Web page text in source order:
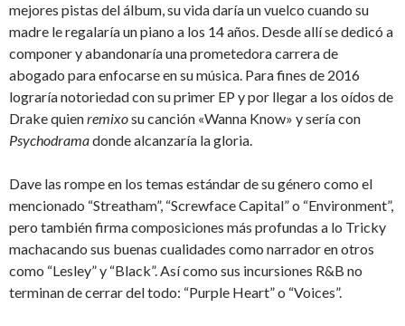
mejores pistas del álbum, su vida daría un vuelco cuando su
madre le regalaría un piano a los 14 años. Desde allí se dedicó a
componer y abandonaría una prometedora carrera de
abogado para enfocarse en su música. Para fines de 2016
lograría notoriedad con su primer EP y por llegar a los oídos de
Drake quienremixosu canción «Wanna Know» y sería con
Psychodramadonde alcanzaría la gloria.
Dave las rompe en los temas estándar de su género como el
mencionado “Streatham”, “Screwface Capital” o “Environment”,
pero también firma composiciones más profundas a lo Tricky
machacando sus buenas cualidades como narrador en otros
como “Lesley” y “Black”. Así como sus incursiones R&B no
terminan de cerrar del todo: “Purple Heart” o “Voices”.